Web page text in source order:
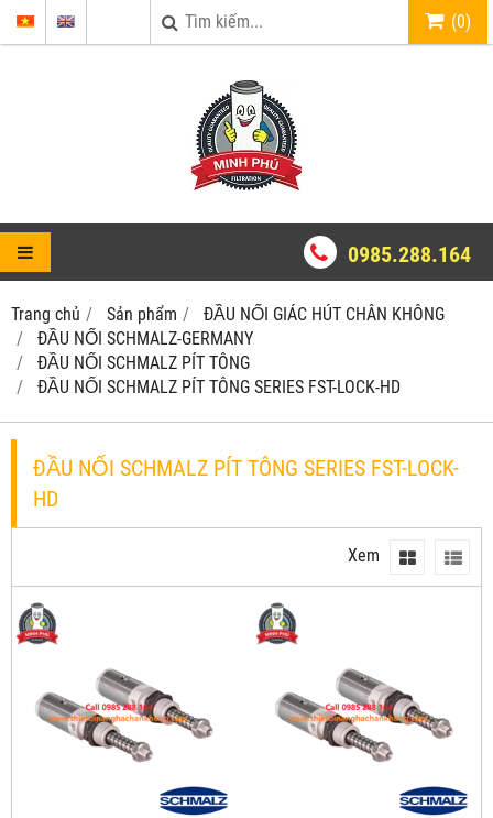
(0)
0985.288.164
Trang chủ Sản phẩm
ĐẦU NỐI GIÁC HÚT CHÂN KHÔNG
ĐẦU NỐI SCHMALZ-GERMANY
ĐẦU NỐI SCHMALZ PÍT TÔNG
ĐẦU NỐI SCHMALZ PÍT TÔNG SERIES FST-LOCK-HD
ĐẦU NỐI SCHMALZ PÍT TÔNG SERIES FST-LOCK-
HD
Xem